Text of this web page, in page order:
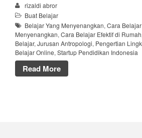
rizaldi abror
Buat Belajar
Belajar Yang Menyenangkan, Cara
Menyenangkan, Cara Belajar Efektif di Rumah
Belajar, Jurusan Antropologi, Pengertian
Belajar Online, Startup Pendidikan Indonesia
Read More